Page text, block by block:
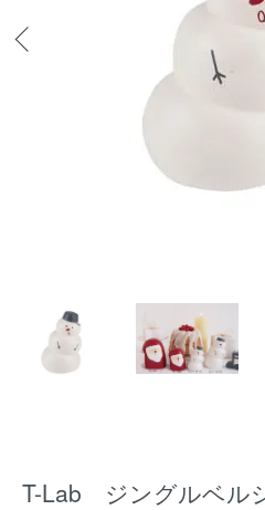
T-Lab ジングルベル